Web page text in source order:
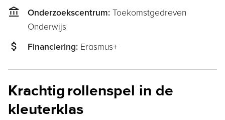
account_balance Onderzoekscentrum: Toekomstgedreven
Onderwijs
attach_money Financiering: Erasmus+
Krachtig rollenspel in de
kleuterklas